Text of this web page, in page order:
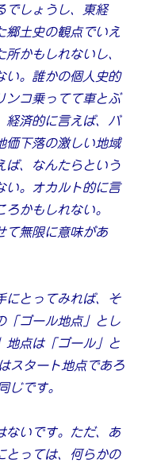
しょうし、東経
土史の観点でいえ
かもしれないし、
い。誰かの個人史的
ンコ乗ってて車とぶ
経済的に言えば、バ
価下落の激しい地域
ば、なんたらという
い。オカルト的に言
かもしれない。
て無限に意味があ
とってみれば、そ
「ゴール地点」とし
地点は「ゴール」と
スタート地点であろ
じです。
いです。ただ、あ
とっては、何らかの